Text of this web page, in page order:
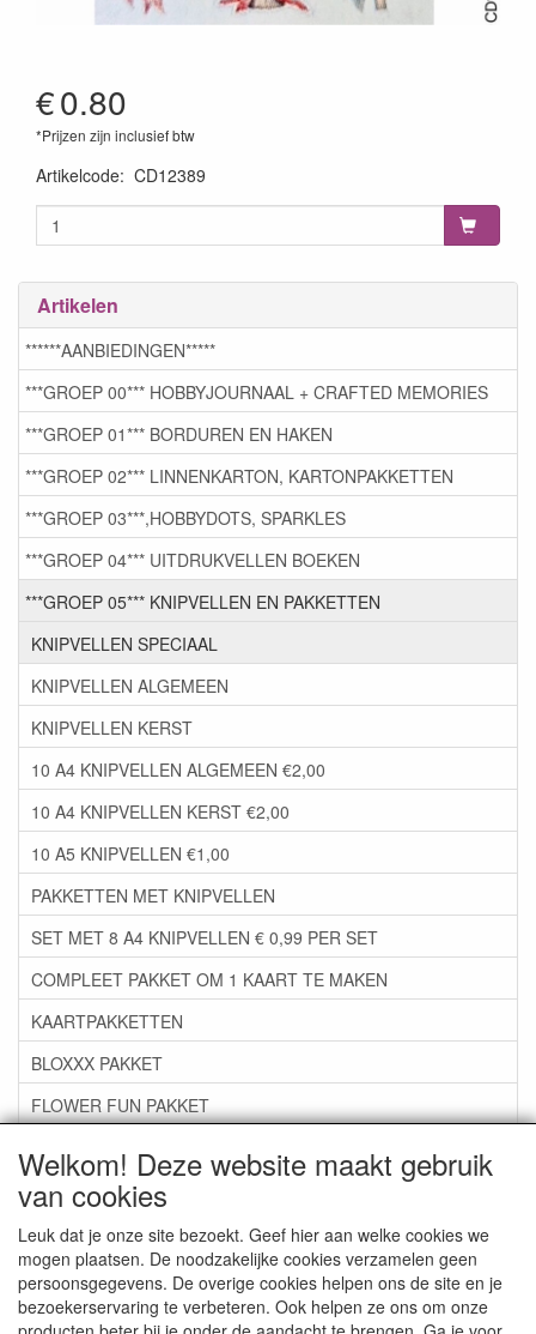
Welkom! Deze website maakt gebruik
van cookies
Leuk dat je onze site bezoekt. Geef hier aan welke cookies we
mogen plaatsen. De noodzakelijke cookies verzamelen geen
persoonsgegevens. De overige cookies helpen ons de site en je
bezoekerservaring te verbeteren. Ook helpen ze ons om onze
€0.80
*Prijzen zijn inclusief btw
Artikelcode: CD12389
Artikelen
******AANBIEDINGEN*****
***GROEP 00*** HOBBYJOURNAAL + CRAFTED MEMORIES
***GROEP 01*** BORDUREN EN HAKEN
***GROEP 02*** LINNENKARTON, KARTONPAKKETTEN
***GROEP 03***,HOBBYDOTS, SPARKLES
***GROEP 04*** UITDRUKVELLEN BOEKEN
***GROEP 05*** KNIPVELLEN EN PAKKETTEN
KNIPVELLEN SPECIAAL
KNIPVELLEN ALGEMEEN
KNIPVELLEN KERST
10 A4 KNIPVELLEN ALGEMEEN €2,00
10 A4 KNIPVELLEN KERST €2,00
10 A5 KNIPVELLEN €1,00
PAKKETTEN MET KNIPVELLEN
SET MET 8 A4 KNIPVELLEN € 0,99 PER SET
COMPLEET PAKKET OM 1 KAART TE MAKEN
KAARTPAKKETTEN
BLOXXX PAKKET
FLOWER FUN PAKKET
***GROEP 06*** TAPE/LIJM SNIJMALLEN STEMPELS
***GROEP 07*** KAARTEN +SCRAP TOEBEHOREN
***GROEP 08*** TEKENEN EN KLEUREN, GELPEN,MARKER
***GROEP 09*** KRALEN EN TOEBEHOREN
***GROEP 10*** WENSKAARTEN MET ENV. €0,75